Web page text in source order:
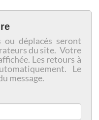
ou déplacés seront
du site. Votre
Les retours à
Le
message.